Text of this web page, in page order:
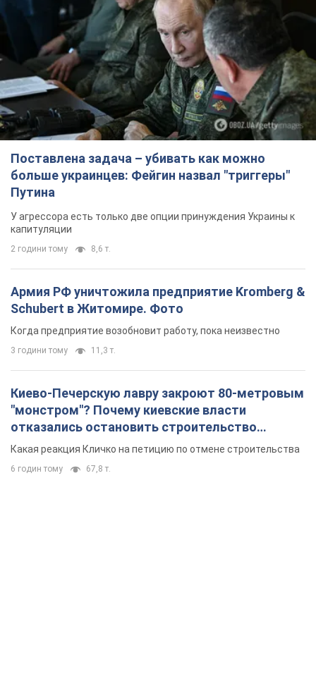
Поставлена задача – убивать как можно
больше украинцев: Фейгин назвал "триггеры"
Путина
У агрессора есть только две опции принуждения Украины к
капитуляции
2 години тому 8,6 т.
Армия РФ уничтожила предприятие Kromberg &
Schubert в Житомире. Фото
Когда предприятие возобновит работу, пока неизвестно
3 години тому 11,3 т.
Киево-Печерскую лавру закроют 80-метровым
"монстром"? Почему киевские власти
отказались остановить строительство
небоскреба "московского верующего"
Какая реакция Кличко на петицию по отмене строительства
6 годин тому 67,8 т.